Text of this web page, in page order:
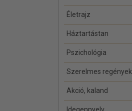
Életrajz
Háztartástan
Pszichológia
Szerelmes regények
Akció, kaland